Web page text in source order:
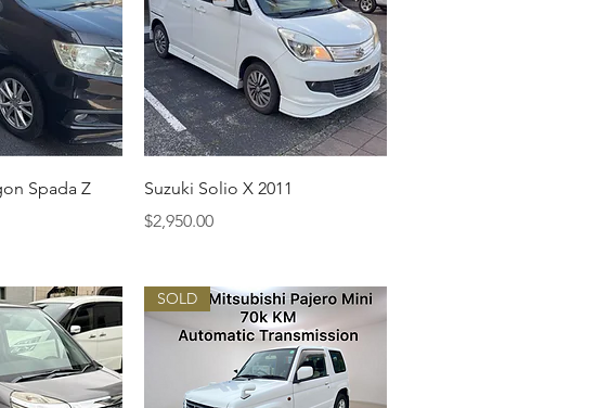
ビュー
Spada Z
クイックビュー
Suzuki Solio X 2011
価格
$2,950.00
SOLD